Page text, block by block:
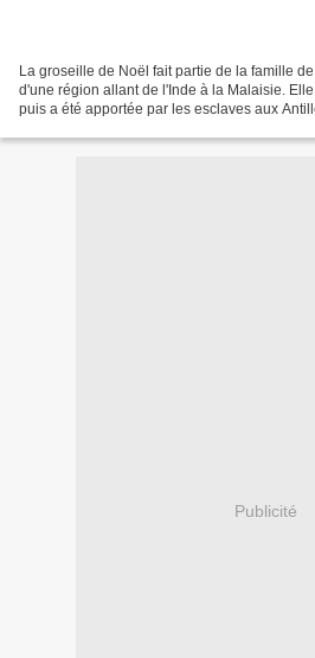
La groseille de Noël fait partie de la famille
d'une région allant de l'Inde à la Malaisie.
puis a été apportée par les esclaves aux
Publicité